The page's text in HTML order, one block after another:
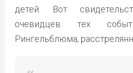
детей. Вот
очевидцев тех
Рингельблюма,